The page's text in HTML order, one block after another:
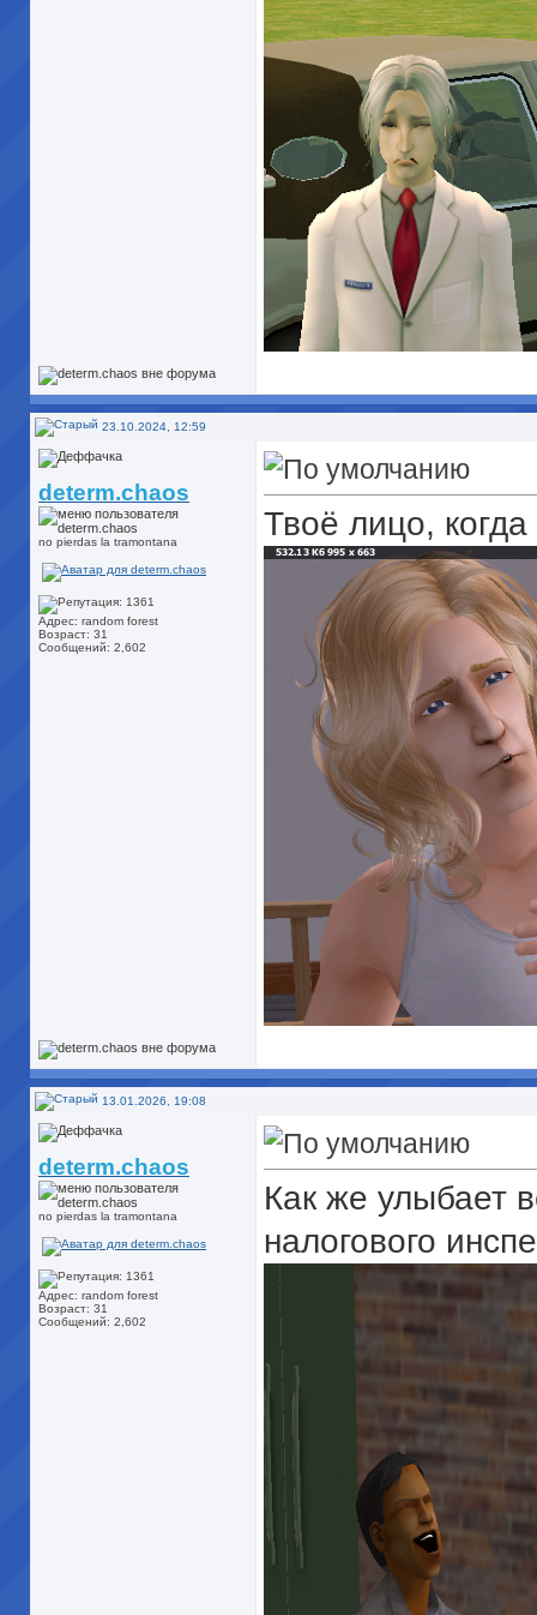
23.10.2024, 12:59
determ.chaos
no pierdas la tramontana
Адрес: random forest
Возраст: 31
Сообщений: 2,602
Твоё лицо,
13.01.2026, 19:08
determ.chaos
no pierdas la tramontana
Адрес: random forest
Возраст: 31
Сообщений: 2,602
Как же улыбает
налогового